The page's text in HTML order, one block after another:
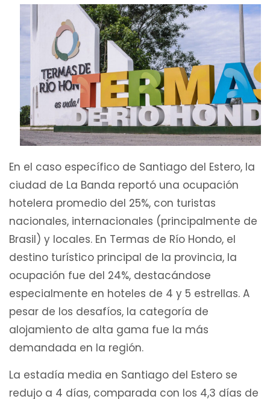
En el caso específico de Santiago del Estero, la
ciudad de La Banda reportó una ocupación
hotelera promedio del 25%, con turistas
nacionales, internacionales (principalmente de
Brasil) y locales. En Termas de Río Hondo, el
destino turístico principal de la provincia, la
ocupación fue del 24%, destacándose
especialmente en hoteles de 4 y 5 estrellas. A
pesar de los desafíos, la categoría de
alojamiento de alta gama fue la más
demandada en la región.
La estadía media en Santiago del Estero se
redujo a 4 días, comparada con los 4,3 días de